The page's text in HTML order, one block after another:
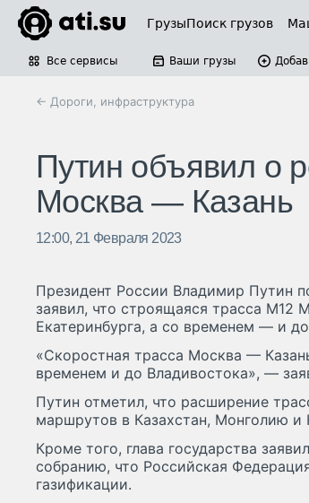
ГрузыПоиск грузов
Все сервисы Ваши грузы
← Дороги, инфраструктура
Путин объявил о
Москва — Казань
12:00, 21 Февраля 2023
Президент России Владимир Путин
заявил, что строящаяся трасса М12
Екатеринбурга, а со временем — и
«Скоростная трасса Москва —
временем и до Владивостока», —
Путин отметил, что расширение
маршрутов в Казахстан, Монголию и
Кроме того, глава государства
собранию, что Российская
газификации.